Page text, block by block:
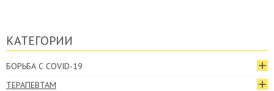
КАТЕГОРИИ
БОРЬБА С COVID-19
ТЕРАПЕВТАМ